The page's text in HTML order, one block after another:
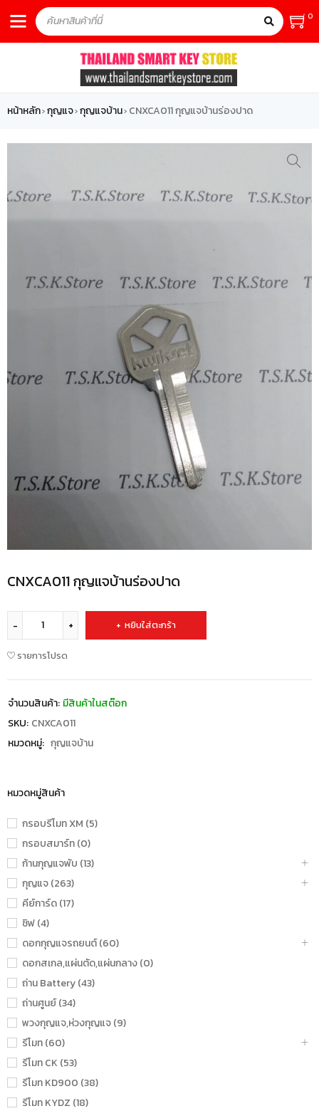
0
หน้าหลัก›กุญแจ›กุญแจบ้าน› CNXCA011 กุญแจบ้านร่องปาด
หมวดหมู่สินค้า
กรอบรีโมท XM (5)
กรอบสมาร์ท (0)
ก้านกุญแจพับ (13)
กุญแจ (263)
คีย์การ์ด (17)
ชิฟ (4)
ดอกกุญแจรถยนต์ (60)
ดอกสเกล,แผ่นตัด,แผ่นกลาง (0)
ถ่าน Battery (43)
ถ่านศูนย์ (34)
พวงกุญแจ,ห่วงกุญแจ (9)
รีโมท (60)
รีโมท CK (53)
รีโมท KD900 (38)
รีโมท KYDZ (18)
CNXCA011 กุญแจบ้านร่องปาด
หยิบใส่ตะกร้า
รายการโปรด
จำนวนสินค้า: มีสินค้าในสต๊อก
SKU: CNXCA011
หมวดหมู่: กุญแจบ้าน